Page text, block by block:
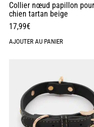
Collier nœud papillon pour
chien tartan beige
17,99€
AJOUTER AU PANIER